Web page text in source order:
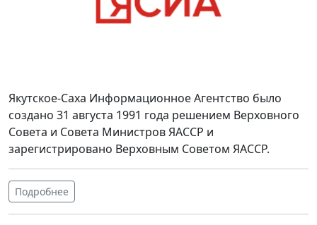
Якутское-Саха Информационное Агентство было
создано 31 августа 1991 года решением Верховного
Совета и Совета Министров ЯАССР и
зарегистрировано Верховным Советом ЯАССР.
Подробнее